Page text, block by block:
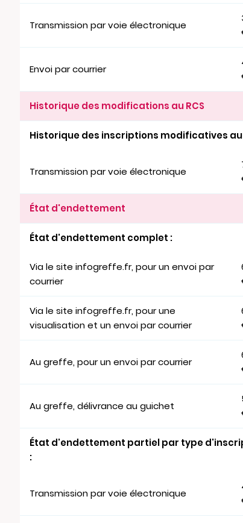
Transmission par voie électronique
Envoi par courrier
Historique des modifications au RCS
Historique des inscriptions modificatives au
Transmission par voie électronique
État d'endettement
État d'endettement complet :
Via le site infogreffe.fr, pour un envoi par
courrier
Via le site infogreffe.fr, pour une
visualisation et un envoi par courrier
Au greffe, pour un envoi par courrier
Au greffe, délivrance au guichet
État d'endettement partiel par type
:
Transmission par voie électronique